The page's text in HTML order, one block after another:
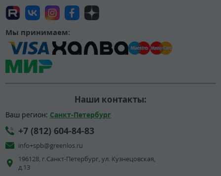
Мы принимаем:
Наши контакты:
Ваш регион: Санкт-Петербург
+7 (812) 604-84-83
info+spb@greenlos.ru
196128, г.Санкт-Петербург, ул. Кузнецовская,
д.13